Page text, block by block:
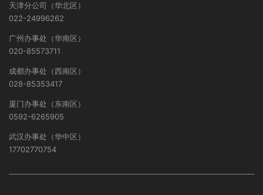
天津分公司（华北区）
022-24996262
广州办事处（华南区）
020-85573711
成都办事处（西南区）
028-85353417
厦门办事处（东南区）
0592-6265905
武汉办事处（华中区）
17702770754